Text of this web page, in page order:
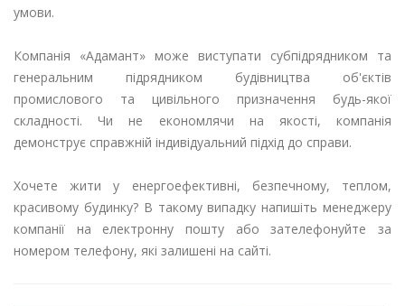
умови.
Компанія «Адамант» може виступати субпідрядником та
генеральним підрядником будівництва об'єктів
промислового та цивільного призначення будь-якої
складності. Чи не економлячи на якості, компанія
демонструє справжній індивідуальний підхід до справи.
Хочете жити у енергоефективні, безпечному, теплом,
красивому будинку? В такому випадку напишіть менеджеру
компанії на електронну пошту або зателефонуйте за
номером телефону, які залишені на сайті.